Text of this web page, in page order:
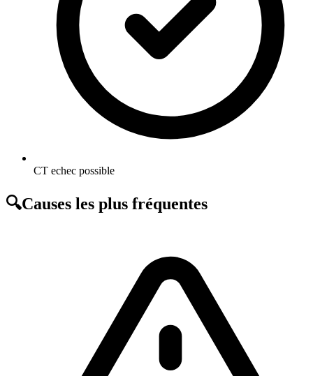
CT echec possible
🔍Causes les plus fréquentes